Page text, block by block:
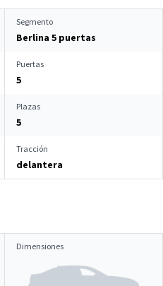
Segmento
Berlina 5 puertas
Puertas
5
Plazas
5
Tracción
delantera
Dimensiones